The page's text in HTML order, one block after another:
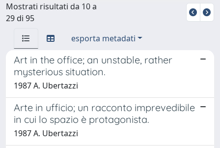
Mostrati risultati da 10 a
29 di 95
esporta metadati
Art in the office; an unstable, rather
mysterious situation.
1987 A. Ubertazzi
Arte in ufficio; un racconto imprevedibile
in cui lo spazio è protagonista.
1987 A. Ubertazzi